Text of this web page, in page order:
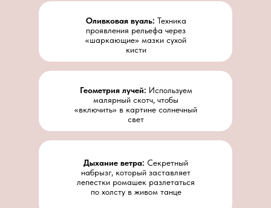
Дыхание ветра: Секретный
набрызг, который заставляет
лепестки ромашек разлетаться
по холсту в живом танце
Геометрия лучей: Используем
малярный скотч, чтобы
«включить» в картине солнечный
свет
Оливковая вуаль: Техника
проявления рельефа через
«шаркающие» мазки сухой
кисти